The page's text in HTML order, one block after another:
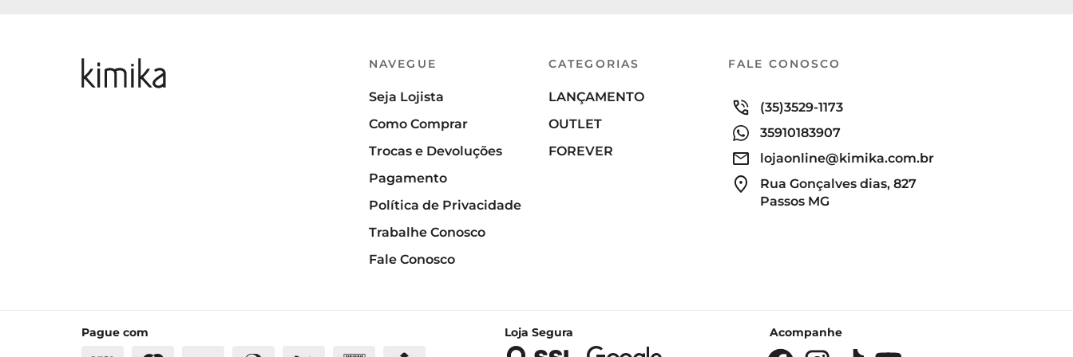
NAVEGUE
Seja Lojista
Como Comprar
Trocas e Devoluções
Pagamento
Política de Privacidade
Trabalhe Conosco
Fale Conosco
CATEGORIAS
LANÇAMENTO
OUTLET
FOREVER
FALE CONOSCO
(35)3529-1173
35910183907
lojaonline@kimika.com.br
Rua Gonçalves dias, 827
Passos MG
Pague com Loja Segura Acompanhe